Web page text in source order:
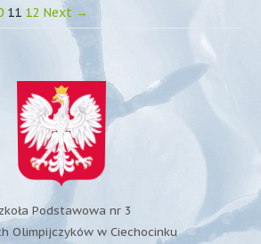
11 12 Next →
Podstawowa nr 3
Olimpijczyków w Ciechocinku